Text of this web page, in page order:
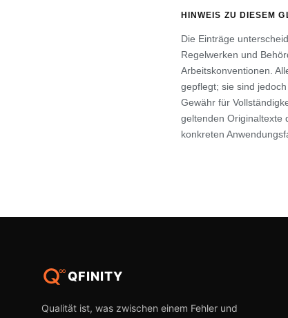
HINWEIS ZU DIESEM
Die Einträge
Regelwerken und
Arbeitskonventionen.
gepflegt; sie sind
Gewähr für
geltenden Originaltexte
konkreten
QFINITY
Qualität ist, was zwischen einem Fehler und